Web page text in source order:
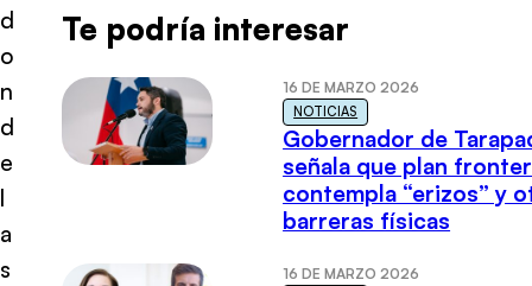
d
o
n
d
e
l
a
s
Te podría interesar
16 DE MARZO 2026
NOTICIAS
Gobernador de
señala que plan
contempla “erizos” y
barreras físicas
16 DE MARZO 2026